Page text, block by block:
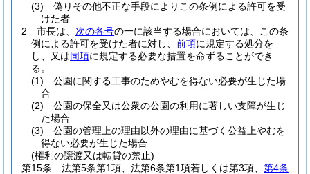
(3)
偽りその他不正な手段によりこの条例による許可を受
けた者
2
市長は、 次の各号の一に該当する場合においては、この条
例による許可を受けた者に対し、 前項に規定する処分を
し、又は同項に規定する必要な措置を命ずることができ
る。
(1)
公園に関する工事のためやむを得ない必要が生じた場
合
(2)
公園の保全又は公衆の公園の利用に著しい支障が生じ
た場合
(3)
公園の管理上の理由以外の理由に基づく公益上やむを
得ない必要が生じた場合
(権利の譲渡又は転貸の禁止)
第15条
法第5条第1項、法第6条第1項若しくは第3項、 第4条